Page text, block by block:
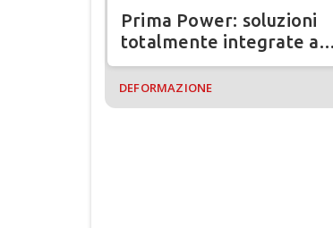
Prima Power: soluzioni
totalmente integrate a
Blechexpo 2025
DEFORMAZIONE